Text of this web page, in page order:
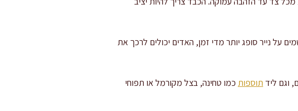
על נייר סופג יותר מדי זמן, האדים יכולים לרכך את
וגם ליד תוספות כמו טחינה, בצל מקורמל או תפוחי